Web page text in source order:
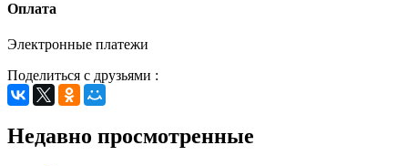
Оплата
Электронные платежи
Поделиться с друзьями :
Недавно просмотренные